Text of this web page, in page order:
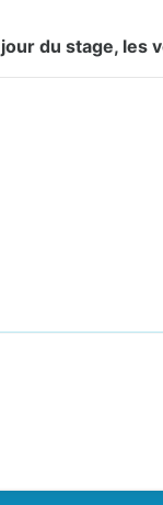
du stage, les